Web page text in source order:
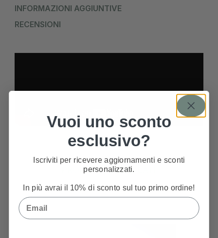
INFORMAZIONI AGGIUNTIVE
RECENSIONI
PRODOTTI CORRELATI
Vuoi uno sconto
esclusivo?
Iscriviti per ricevere aggiornamenti e sconti
personalizzati.
In più avrai il 10% di sconto sul tuo primo ordine!
Email